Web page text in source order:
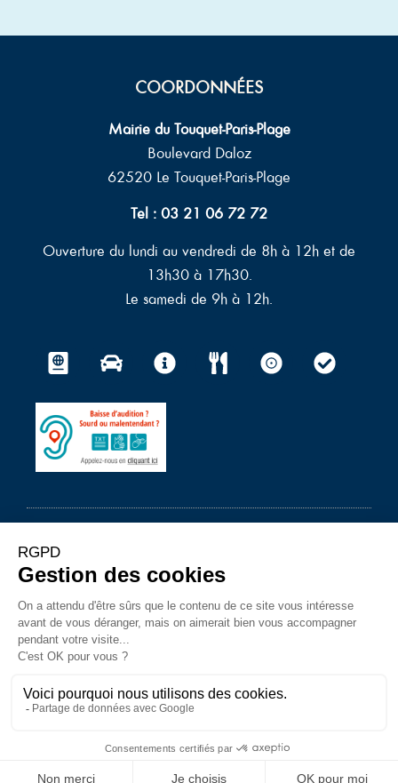
COORDONNÉES
Mairie du Touquet-Paris-Plage
Boulevard Daloz
62520 Le Touquet-Paris-Plage
Tel : 03 21 06 72 72
Ouverture du lundi au vendredi de 8h à 12h et de
13h30 à 17h30.
Le samedi de 9h à 12h.